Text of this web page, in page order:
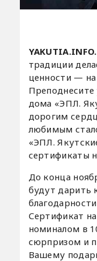
YAKUTIA.INFO.
традиции
ценности — на
дома «ЭПЛ.
дорогим
любимым
«ЭПЛ.
сертификаты
До конца
будут дарить
Сертификат
номиналом в
сюрпризом и
Вашему